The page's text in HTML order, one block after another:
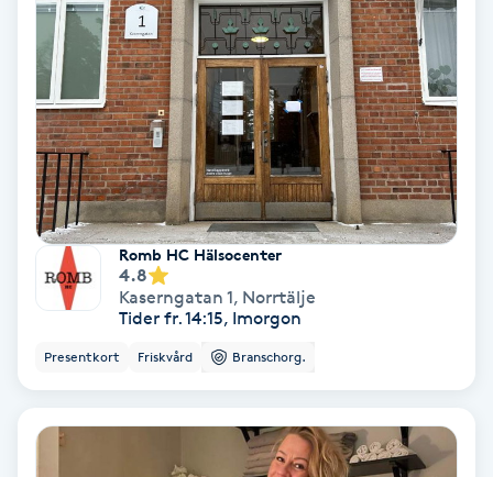
Gel naglar
Gelenaglar
Gellack
Gellack med förstärkning
Gravidmassage
Gravidyoga
Gruppträning
Romb HC Hälsocenter
4.8
Kaserngatan 1, Norrtälje
Tider fr. 14:15, Imorgon
Presentkort Friskvård Branschorg.